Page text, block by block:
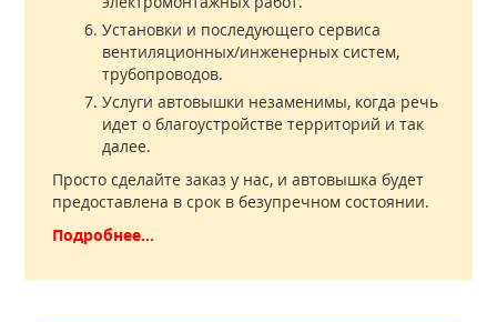
Установки и последующего сервиса
вентиляционных/инженерных систем,
трубопроводов.
Услуги автовышки незаменимы, когда речь
идет о благоустройстве территорий и так
далее.
Просто сделайте заказ у нас, и автовышка будет
предоставлена в срок в безупречном состоянии.
Подробнее...